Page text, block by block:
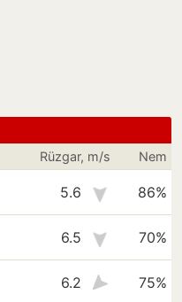
Rüzgar, m/s Nem
5.6 86%
6.5 70%
6.2 75%